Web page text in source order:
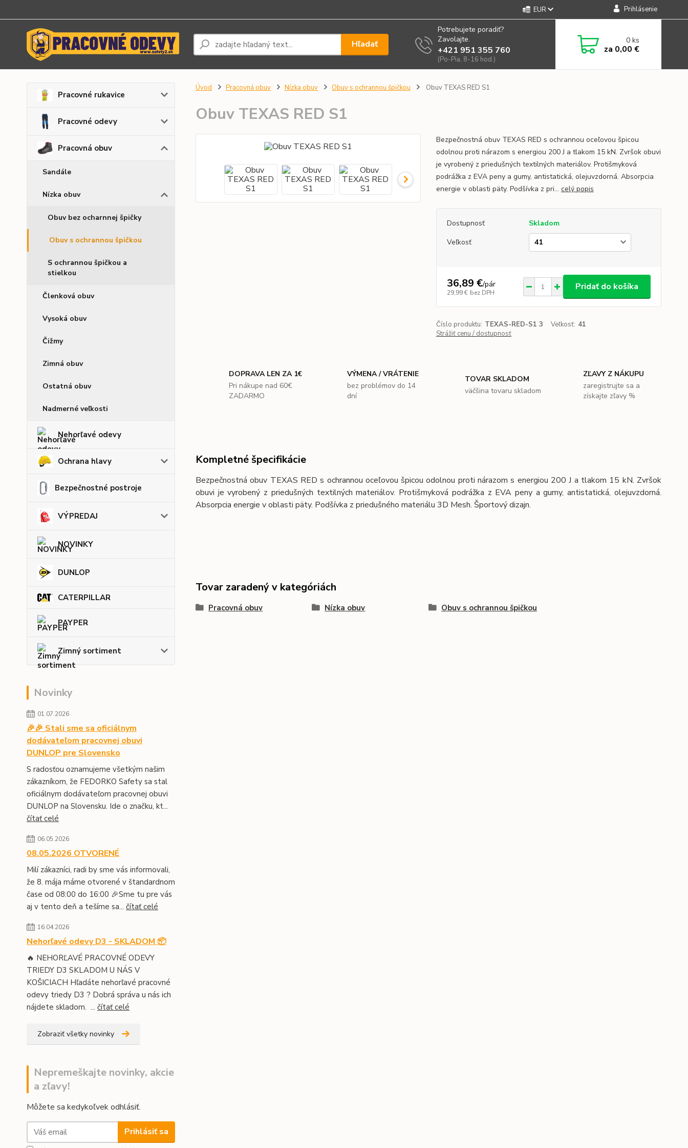
EUR Prihlásenie
Hľadať
Potrebujete poradiť?
Zavolajte.
+421 951 355 760
(Po-Pia, 8-16 hod.)
0ks
za 0,00 €
Pracovné rukavice
Pracovné odevy
Pracovná obuv
Sandále
Nízka obuv
Obuv bez ocharnnej špičky
Obuv s ochrannou špičkou
S ochrannou špičkou a
stielkou
Členková obuv
Vysoká obuv
Čižmy
Zimná obuv
Ostatná obuv
Nadmerné veľkosti
Nehorľavé odevy
Ochrana hlavy
Bezpečnostné postroje
VÝPREDAJ
NOVINKY
DUNLOP
CATERPILLAR
PAYPER
Zimný sortiment
Novinky
01.07.2026
🎉🎉 Stali sme sa oficiálnym
dodávateľom pracovnej obuvi
DUNLOP pre Slovensko
S radosťou oznamujeme všetkým našim
zákazníkom, že FEDORKO Safety sa stal
oficiálnym dodávateľom pracovnej obuvi
DUNLOP na Slovensku. Ide o značku, kt...
čítať celé
06.05.2026
08.05.2026 OTVORENÉ
Milí zákazníci, radi by sme vás informovali,
že 8. mája máme otvorené v štandardnom
čase od 08:00 do 16:00 🎉Sme tu pre vás
aj v tento deň a tešíme sa... čítať celé
16.04.2026
Nehorľavé odevy D3 - SKLADOM 📦
🔥 NEHORĽAVÉ PRACOVNÉ ODEVY
TRIEDY D3 SKLADOM U NÁS V
KOŠICIACH Hľadáte nehorľavé pracovné
odevy triedy D3 ? Dobrá správa u nás ich
nájdete skladom. ... čítať celé
Zobraziť všetky novinky
Nepremeškajte novinky, akcie
a zľavy!
Môžete sa kedykoľvek odhlásiť.
Prihlásiť sa
Úvod Pracovná obuv Nízka obuv Obuv s ochrannou špičkou Obuv TEXAS RED S1
Obuv TEXAS RED S1
Bezpečnostná obuv TEXAS RED s ochrannou oceľovou špicou
odolnou proti nárazom s energiou 200 J a tlakom 15 kN. Zvršok obuvi
je vyrobený z priedušných textilných materiálov. Protišmyková
podrážka z EVA peny a gumy, antistatická, olejuvzdorná. Absorpcia
energie v oblasti päty. Podšívka z pri... celý popis
Dostupnosť
Skladom
Veľkosť
36,89 €/pár
29,99 € bez DPH
Pridať do košíka
Číslo produktu: TEXAS-RED-S1 3 Veľkosť: 41
Strážiť cenu / dostupnosť
DOPRAVA LEN ZA 1€
Pri nákupe nad 60€
ZADARMO
VÝMENA / VRÁTENIE
bez problémov do 14
dní
TOVAR SKLADOM
väčšina tovaru skladom
ZĽAVY Z NÁKUPU
zaregistrujte sa a
získajte zľavy %
Kompletné špecifikácie
Bezpečnostná obuv TEXAS RED s ochrannou oceľovou špicou odolnou proti nárazom s energiou 200 J a tlakom 15 kN. Zvršok
obuvi je vyrobený z priedušných textilných materiálov. Protišmyková podrážka z EVA peny a gumy, antistatická, olejuvzdorná.
Absorpcia energie v oblasti päty. Podšívka z priedušného materiálu 3D Mesh. Športový dizajn.
Tovar zaradený v kategóriách
Pracovná obuv Nízka obuv Obuv s ochrannou špičkou